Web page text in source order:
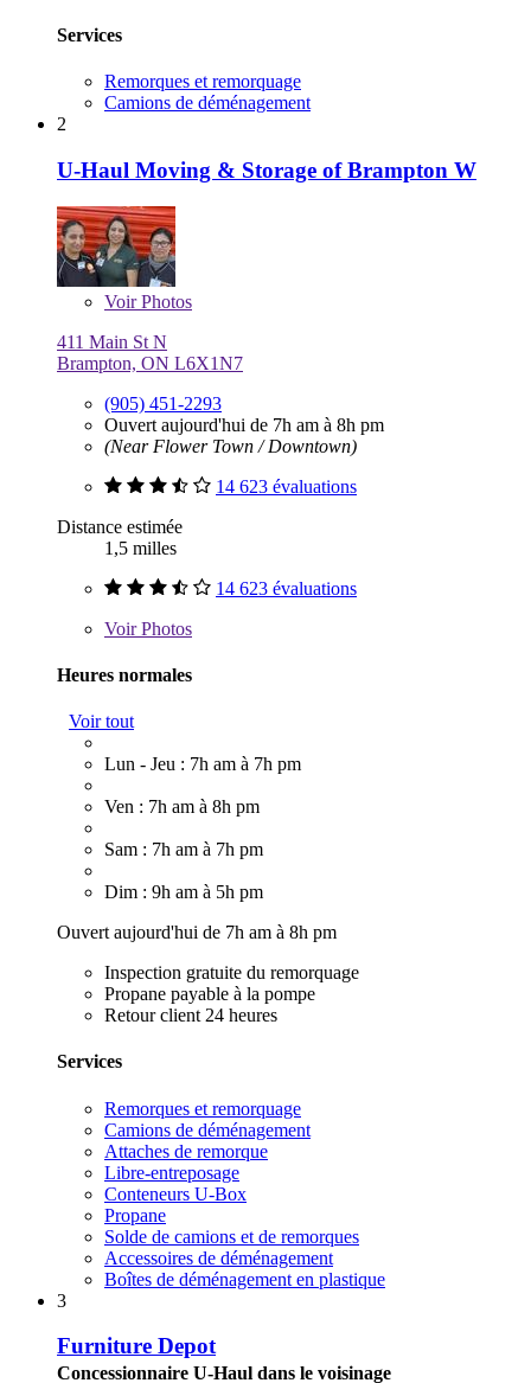
Services
Remorques et remorquage
Camions de déménagement
2
U-Haul Moving & Storage of Brampton W
VoirPhotos
411 Main St N
Brampton, ON L6X1N7
(905) 451-2293
Ouvert aujourd'hui de 7h am à 8h pm
(Near Flower Town / Downtown)
14 623 évaluations
Distance estimée
1,5 milles
14 623 évaluations
VoirPhotos
Heures normales
Voir tout
Lun - Jeu : 7h am à 7h pm
Ven : 7h am à 8h pm
Sam : 7h am à 7h pm
Dim : 9h am à 5h pm
Ouvert aujourd'hui de 7h am à 8h pm
Inspection gratuite du remorquage
Propane payable à la pompe
Retour client 24 heures
Services
Remorques et remorquage
Camions de déménagement
Attaches de remorque
Libre-entreposage
Conteneurs U-Box
Propane
Solde de camions et de remorques
Accessoires de déménagement
Boîtes de déménagement en plastique
3
Furniture Depot
Concessionnaire U-Haul dans le voisinage